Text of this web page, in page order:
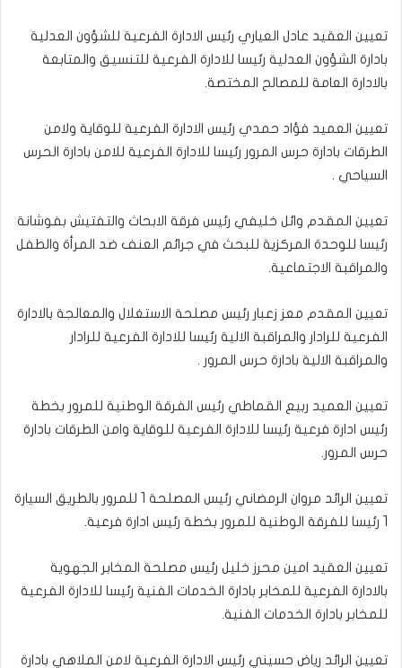
تعيين العقيد عادل العياري رئيس الادارة الفرعية للشؤون العدلية
بادارة الشؤون العدلية رئيسا للادارة الفرعية للتنسيق والمتابعة
بالادارة العامة للمصالح المختصة.
تعيين العميد فؤاد حمدي رئيس الادارة الفرعية للوقاية ولامن
الطرقات بادارة حرس المرور رئيسا للادارة الفرعية للامن بادارة الحرس
السياحي .
تعيين المقدم وائل خليفي رئيس فرقة الابحاث والتفتيش بفوشانة
رئيسا للوحدة المركزية للبحث في جرائم العنف ضد المرأة والطفل
والمراقبة الاجتماعية.
تعيين المقدم معز زعبار رئيس مصلحة الاستغلال والمعالجة بالادارة
الفرعية للرادار والمراقبة الالية رئيسا للادارة الفرعية للرادار
والمراقبة الالية بادارة حرس المرور .
تعيين العميد ربيع القماطي رئيس الفرقة الوطنية للمرور بخطة
رئيس ادارة فرعية رئيسا للادارة الفرعية للوقاية وامن الطرقات بادارة
حرس المرور.
تعيين الرائد مروان الرمضاني رئيس المصلحة 1 للمرور بالطريق السيارة
1 رئيسا للفرقة الوطنية للمرور بخطة رئيس ادارة فرعية.
تعيين العقيد امين محرز خليل رئيس مصلحة المخابر الجهوية
بالادارة الفرعية للمخابر بادارة الخدمات الفنية رئيسا للادارة الفرعية
للمخابر بادارة الخدمات الفنية.
تعيين الرائد رياض حسيني رئيس الادارة الفرعية لامن الملاهي بادارة